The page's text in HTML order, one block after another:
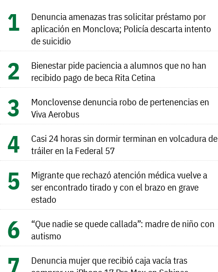
Denuncia amenazas tras solicitar préstamo por
aplicación en Monclova; Policía descarta intento
de suicidio
Bienestar pide paciencia a alumnos que no han
recibido pago de beca Rita Cetina
Monclovense denuncia robo de pertenencias en
Viva Aerobus
Casi 24 horas sin dormir terminan en volcadura de
tráiler en la Federal 57
Migrante que rechazó atención médica vuelve a
ser encontrado tirado y con el brazo en grave
estado
“Que nadie se quede callada”: madre de niño con
autismo
Denuncia mujer que recibió caja vacía tras